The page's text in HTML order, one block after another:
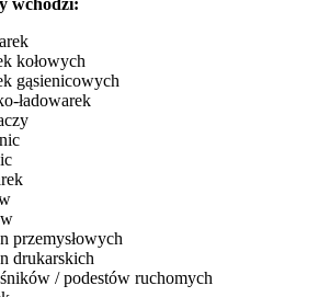
wchodzi:
kołowych
gąsienicowych
ładowarek
przemysłowych
drukarskich
/ podestów ruchomych